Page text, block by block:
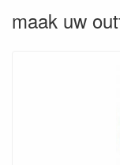
maak uw